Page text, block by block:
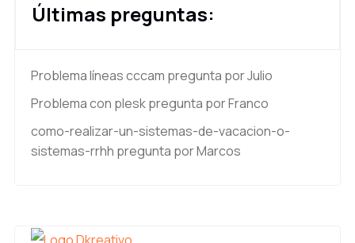
Últimas preguntas:
Problema líneas cccam pregunta por Julio
Problema con pleskpregunta por Franco
como-realizar-un-sistemas-de-vacacion-o-
sistemas-rrhh pregunta por Marcos